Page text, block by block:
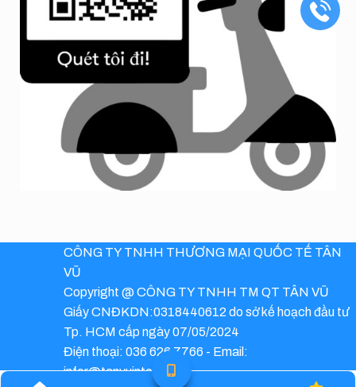
CÔNG TY TNHH THƯƠNG MẠI QUỐC TẾ TÂN
VŨ
Copyright @ CÔNG TY TNHH TM QT TÂN VŨ
Giấy CNĐKDN:0318440612 do sở kế hoạch đầu tư
Tp. HCM cấp ngày 07/05/2024
Điện thoại: 036 626 7766 - Email:
infor@tanvuinter.com